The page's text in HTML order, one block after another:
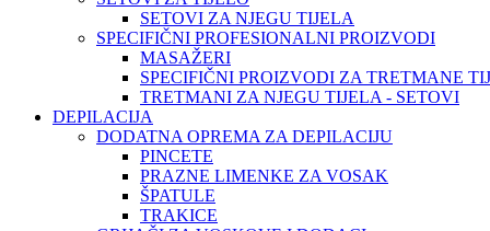
SETOVI ZA NJEGU TIJELA
SPECIFIČNI PROFESIONALNI PROIZVODI
MASAŽERI
SPECIFIČNI PROIZVODI ZA TRETMANE
TRETMANI ZA NJEGU TIJELA - SETOVI
DEPILACIJA
DODATNA OPREMA ZA DEPILACIJU
PINCETE
PRAZNE LIMENKE ZA VOSAK
ŠPATULE
TRAKICE